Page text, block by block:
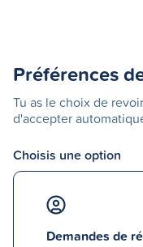
Préférences
Tu as le choix de
d'accepter
Choisis une option
Demandes de